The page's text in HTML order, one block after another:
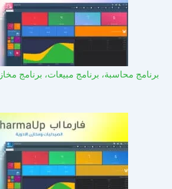
برنامج محاسبة، برنامج مبيعات، برنامج